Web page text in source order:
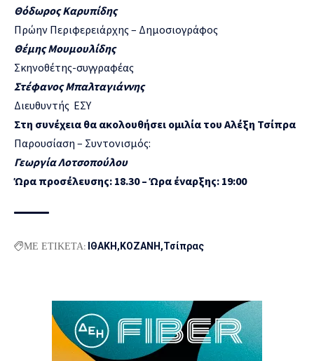
Θόδωρος Καρυπίδης
Πρώην Περιφερειάρχης – Δημοσιογράφος
Θέμης Μουμουλίδης
Σκηνοθέτης-συγγραφέας
Στέφανος Μπαλταγιάννης
Διευθυντής ΕΣΥ
Στη συνέχεια θα ακολουθήσει ομιλία του Αλέξη Τσίπρα
Παρουσίαση – Συντονισμός:
Γεωργία Λοτσοπούλου
Ώρα προσέλευσης: 18.30 – Ώρα έναρξης: 19:00
ΜΕ ΕΤΙΚΕΤΑ: ΙΘΑΚΗ ΚΟΖΑΝΗ Τσίπρας